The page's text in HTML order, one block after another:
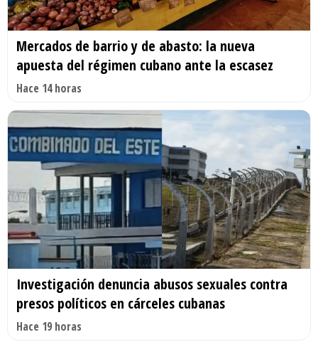
Mercados de barrio y de abasto: la nueva
apuesta del régimen cubano ante la escasez
Hace 14 horas
Investigación denuncia abusos sexuales contra
presos políticos en cárceles cubanas
Hace 19 horas